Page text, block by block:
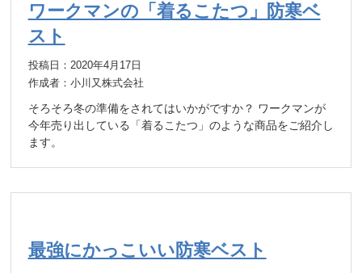
ワークマンの「着るこたつ」防寒ベ
スト
投稿日：2020年4月17日
作成者：小川又株式会社
そろそろ冬の準備をされてはいかがですか？ ワークマンが
今年売り出している「着るこたつ」のような商品をご紹介し
ます。
最強にかっこいい防寒ベスト